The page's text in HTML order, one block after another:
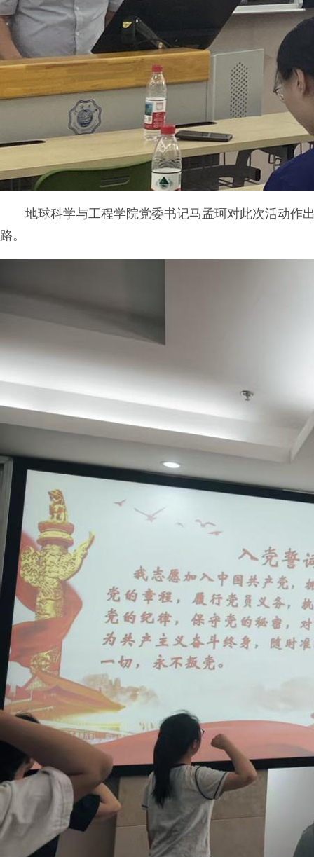
地球科学与工程学院党委书记马孟珂对此次活动作
路。